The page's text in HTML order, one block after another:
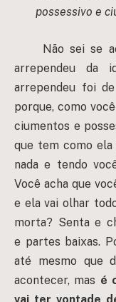
possessivo e
Não sei se
arrependeu da
arrependeu foi
porque, como
ciumentos e
que tem como ela
nada e tendo
Você acha que
e ela vai olhar
morta? Senta e
e partes baixas.
até mesmo que
acontecer, mas é
vai ter vontade